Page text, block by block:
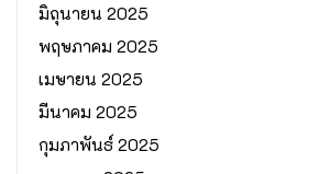
มิถุนายน 2025
พฤษภาคม 2025
เมษายน 2025
มีนาคม 2025
กุมภาพันธ์ 2025